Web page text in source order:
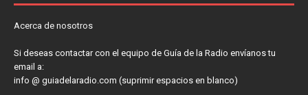
Acerca de nosotros
Si deseas contactar con el equipo de Guía de la Radio envíanos tu
email a:
info @ guiadelaradio.com (suprimir espacios en blanco)